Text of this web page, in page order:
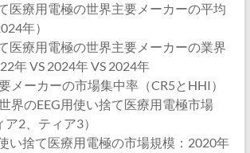
医療用電極の世界主要メーカーの平均
年）
医療用電極の世界主要メーカーの業界
年 VS 2024年 VS 2024年
メーカーの市場集中率（CR5とHHI）
界のEEG用使い捨て医療用電極市場
ア2、ティア3）
い捨て医療用電極の市場規模：2020年